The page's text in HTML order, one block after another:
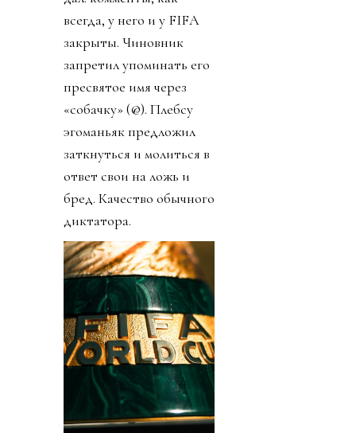
всегда, у него и у FIFA
закрыты. Чиновник
запретил упоминать его
пресвятое имя через
«собачку» (@). Плебсу
эгоманьяк предложил
заткнуться и молиться в
ответ свои на ложь и
бред. Качество обычного
диктатора.